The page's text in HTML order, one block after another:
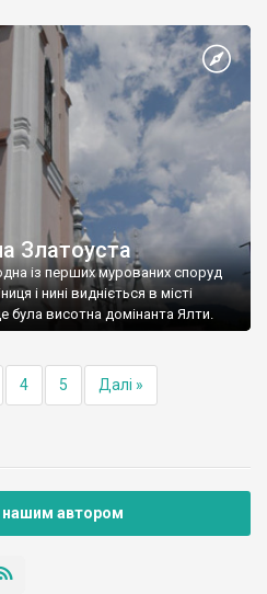
Златоуста
із перших мурованих споруд
і нині видніється в місті
була висотна домінанта Ялти.
4 5 Далі »
нашим автором